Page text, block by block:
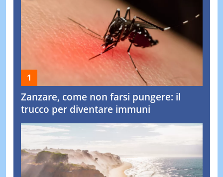
Zanzare, come non farsi pungere: il
trucco per diventare immuni